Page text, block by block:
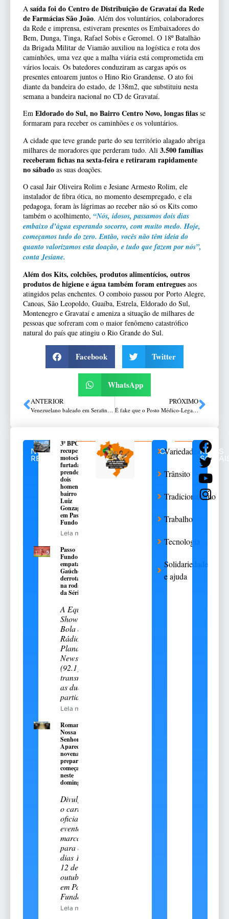
A saída foi do Centro de Distribuição de Gravataí da Rede
de Farmácias São João. Além dos voluntários, colaboradores
da Rede e imprensa, estiveram presentes os Embaixadores do
Bem, Dunga, Tinga, Rafael Sobis e Geromel. O 18º Batalhão
da Brigada Militar de Viamão auxiliou na logística e rota dos
caminhões, uma vez que a malha viária está comprometida em
vários locais. Os batedores conduziram as cargas após os
presentes entoarem juntos o Hino Rio Grandense. O ato foi
diante da bandeira do estado, de 138m2, que substituiu nesta
semana a bandeira nacional no CD de Gravataí.
Em Eldorado do Sul, no Bairro Centro Novo, longas filas se
formaram para receber os caminhões e os voluntários.
A cidade que teve grande parte do seu território alagado abriga
milhares de moradores que perderam tudo. Ali 3.500 famílias
receberam fichas na sexta-feira e retiraram rapidamente
no sábado as suas doações.
O casal Jair Oliveira Rolim e Jesiane Armesto Rolim, ele
instalador de fibra ótica, no momento desempregado, e ela
pedagoga, foram às lágrimas ao receber não só os Kits como
também o acolhimento, “Nós, idosos, passamos dois dias
embaixo d’água esperando socorro, com muito medo. Hoje,
começamos tudo do zero. Então, vocês não têm ideia do
quanto valorizamos esta doação, e tudo que fazem por nós”,
conta Jesiane.
Além dos Kits, colchões, produtos alimentícios, outros
produtos de higiene e água também foram entregues aos
atingidos pelas enchentes. O comboio passou por Porto Alegre,
Canoas, São Leopoldo, Guaíba, Estrela, Eldorado do Sul,
Montenegro e Gravataí e ameniza a situação de milhares de
pessoas que sofreram com o maior fenômeno catastrófico
natural do país que atingiu o Rio Grande do Sul.
Facebook Twitter
WhatsApp
ANTERIOR
Venezuelano baleado em Serafina Corrêa é internado em Passo Fundo
PRÓXIMO
É fake que o Posto Médico-Legal de Canoas está atestando que a causa da morte de vítimas das enchentes é indeterminada
NOTÍCIAS
RELACIONADAS
3º BPChq
recupera
motocicleta
furtada e
prende
dois
homens no
bairro São
Luiz
Gonzaga,
em Passo
Fundo
Leia mais
Passo
Fundo
empata e
Gaúcho é
derrotado
na rodada
da Série A-2
A Equipe
Show de
Bola da
Rádio
Planalto
News
(92.1)
transmitiu
as duas
partidas
Leia mais
Romaria de
Nossa
Senhora
Aparecida:
novena
preparatória
começa
neste
domingo, 9
Divulgado
o cartal
oficial do
evento
marcado
para os
dias 11 e
12 de
outubro
em Passo
Fundo
Leia mais
CATEGORIAS
Variedades
Trânsito
Tradicionalismo
Trabalho
Tecnologia
Solidariedade
e ajuda
REDES